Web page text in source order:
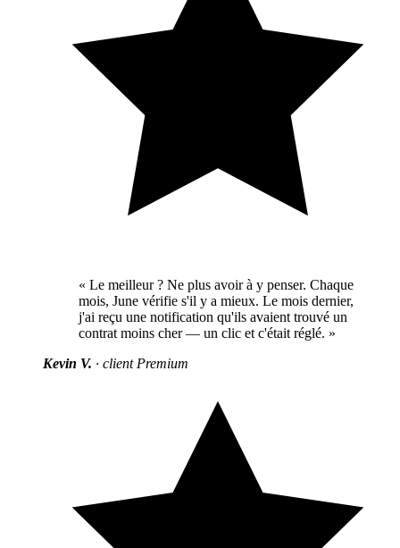
« Le meilleur ? Ne plus avoir à y penser. Chaque
mois, June vérifie s'il y a mieux. Le mois dernier,
j'ai reçu une notification qu'ils avaient trouvé un
contrat moins cher — un clic et c'était réglé. »
Kevin V. · client Premium